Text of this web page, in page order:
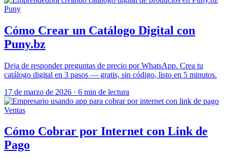
Puny
Cómo Crear un Catálogo Digital con
Puny.bz
Deja de responder preguntas de precio por WhatsApp. Crea tu
catálogo digital en 3 pasos — gratis, sin código, listo en 5 minutos.
17 de marzo de 2026 · 6 min de lectura
Ventas
Cómo Cobrar por Internet con Link de
Pago